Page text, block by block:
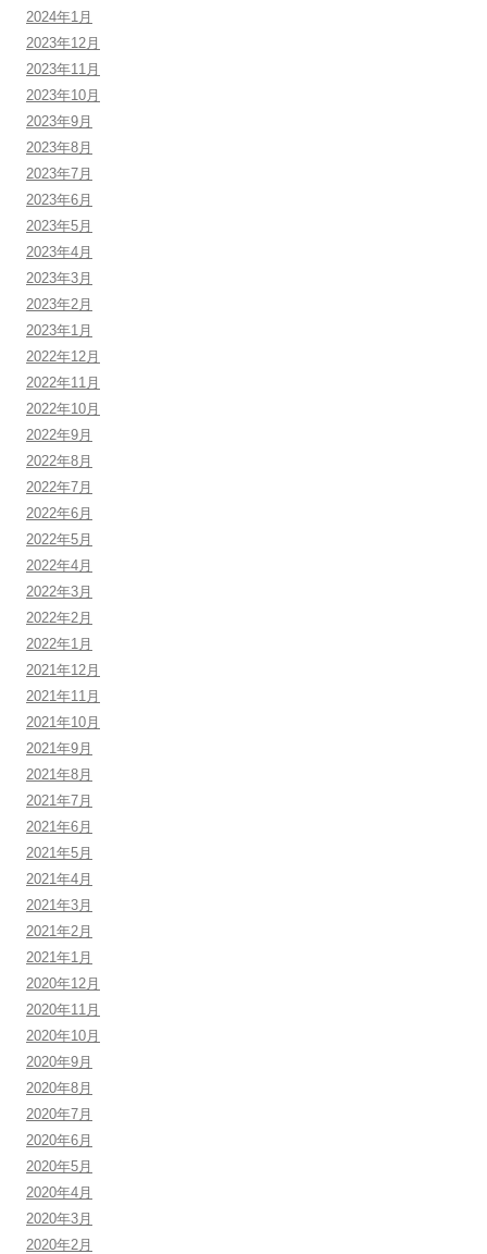
2024年1月
2023年12月
2023年11月
2023年10月
2023年9月
2023年8月
2023年7月
2023年6月
2023年5月
2023年4月
2023年3月
2023年2月
2023年1月
2022年12月
2022年11月
2022年10月
2022年9月
2022年8月
2022年7月
2022年6月
2022年5月
2022年4月
2022年3月
2022年2月
2022年1月
2021年12月
2021年11月
2021年10月
2021年9月
2021年8月
2021年7月
2021年6月
2021年5月
2021年4月
2021年3月
2021年2月
2021年1月
2020年12月
2020年11月
2020年10月
2020年9月
2020年8月
2020年7月
2020年6月
2020年5月
2020年4月
2020年3月
2020年2月